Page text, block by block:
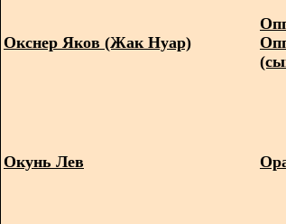
Окснер Яков (Жак Нуар)
Окунь Лев